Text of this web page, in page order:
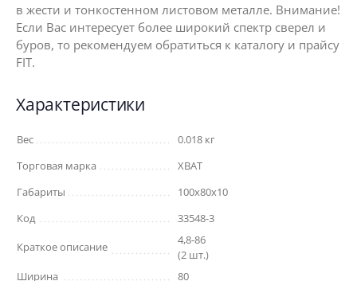
в жести и тонкостенном листовом металле. Внимание!
Если Вас интересует более широкий спектр сверел и
буров, то рекомендуем обратиться к каталогу и прайсу
FIT.
Характеристики
Вес
0.018 кг
Торговая марка
XВАТ
Габариты
100x80x10
Код
33548-3
Краткое описание
4,8-86
(2 шт.)
Ширина
80